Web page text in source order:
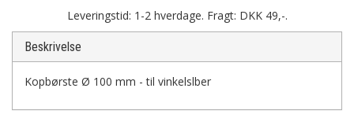
Leveringstid: 1-2 hverdage. Fragt: DKK 49,-.
Beskrivelse
Kopbørste Ø 100 mm - til vinkelslber